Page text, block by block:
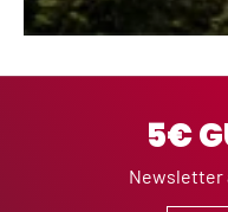
5€
Newsletter